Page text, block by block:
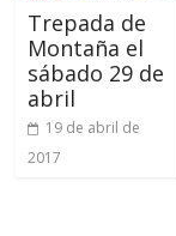
Trepada de
Montaña el
sábado 29 de
abril
19 de abril de
2017